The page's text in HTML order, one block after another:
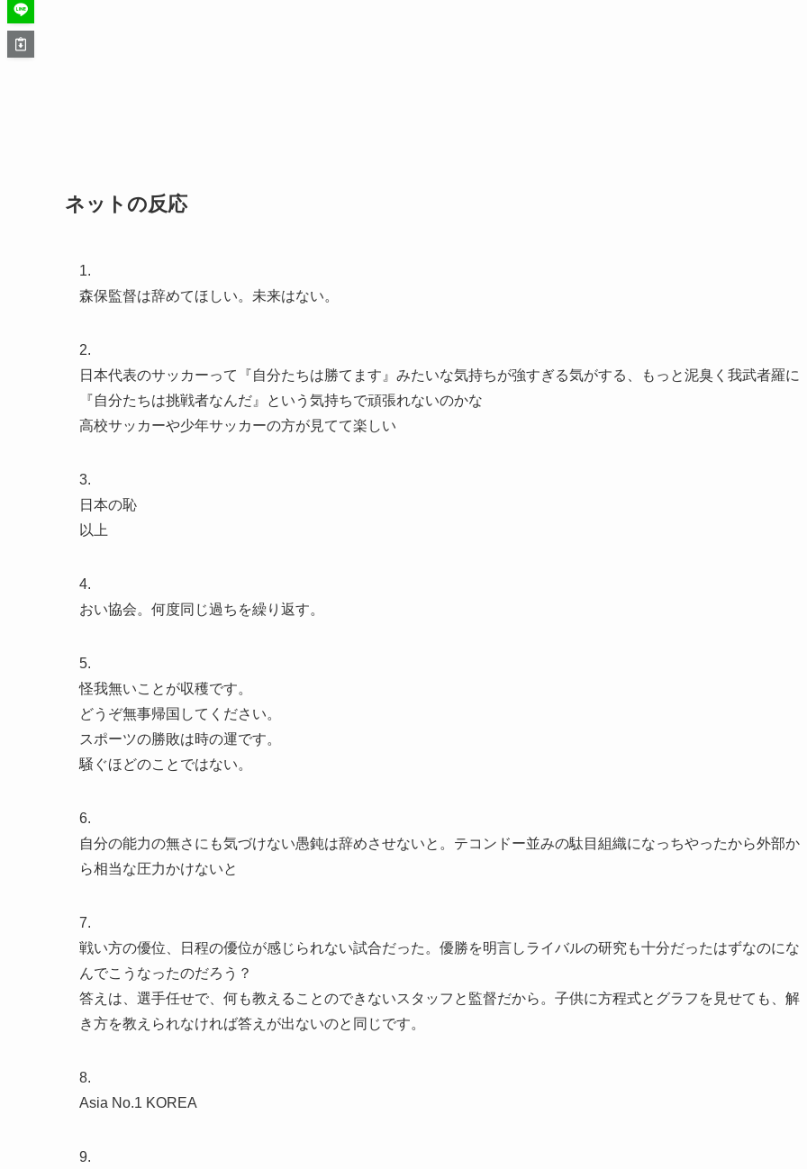
ネットの反応
1.
森保監督は辞めてほしい。未来はない。
2.
日本代表のサッカーって『自分たちは勝てます』みたいな気持ちが強すぎる気がする、もっと泥臭く我武者羅に
『自分たちは挑戦者なんだ』という気持ちで頑張れないのかな
高校サッカーや少年サッカーの方が見てて楽しい
3.
日本の恥
以上
4.
おい協会。何度同じ過ちを繰り返す。
5.
怪我無いことが収穫です。
どうぞ無事帰国してください。
スポーツの勝敗は時の運です。
騒ぐほどのことではない。
6.
自分の能力の無さにも気づけない愚鈍は辞めさせないと。テコンドー並みの駄目組織になっちやったから外部か
ら相当な圧力かけないと
7.
戦い方の優位、日程の優位が感じられない試合だった。優勝を明言しライバルの研究も十分だったはずなのにな
んでこうなったのだろう？
答えは、選手任せで、何も教えることのできないスタッフと監督だから。子供に方程式とグラフを見せても、解
き方を教えられなければ答えが出ないのと同じです。
8.
Asia No.1 KOREA
9.